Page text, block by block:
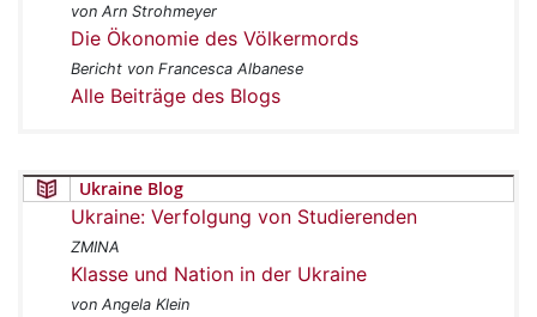
von Arn Strohmeyer
Die Ökonomie des Völkermords
Bericht von Francesca Albanese
Alle Beiträge des Blogs
Ukraine Blog
Ukraine: Verfolgung von Studierenden
ZMINA
Klasse und Nation in der Ukraine
von Angela Klein